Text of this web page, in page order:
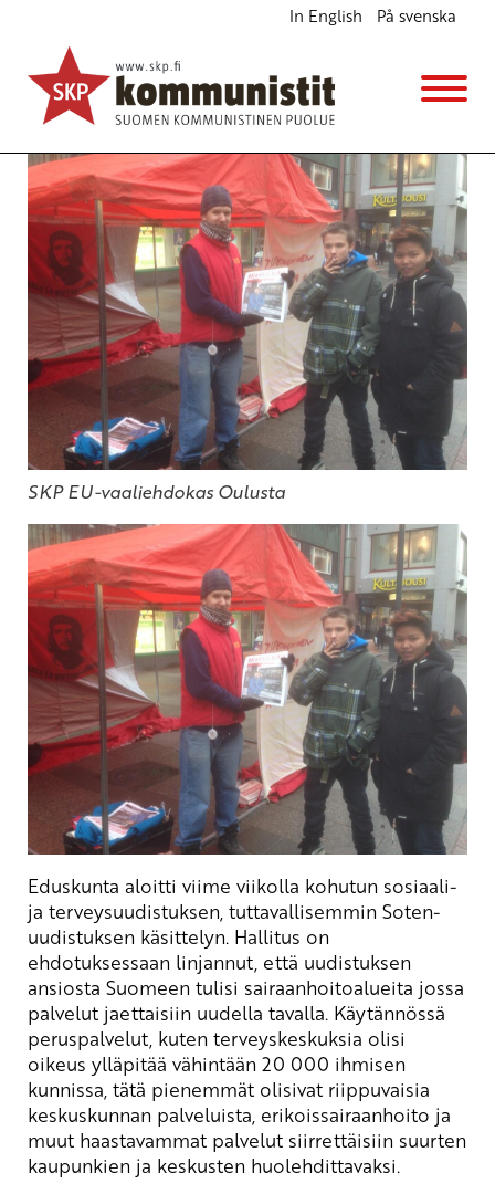
In English På svenska
Sote-soppa
Blogi
6.3.2014 - 11:14
SKP EU-vaaliehdokas Oulusta
Eduskunta aloitti viime viikolla kohutun sosiaali-
ja terveysuudistuksen, tuttavallisemmin Soten-
uudistuksen käsittelyn. Hallitus on
ehdotuksessaan linjannut, että uudistuksen
ansiosta Suomeen tulisi sairaanhoitoalueita jossa
palvelut jaettaisiin uudella tavalla. Käytännössä
peruspalvelut, kuten terveyskeskuksia olisi
oikeus ylläpitää vähintään 20 000 ihmisen
kunnissa, tätä pienemmät olisivat riippuvaisia
keskuskunnan palveluista, erikoissairaanhoito ja
muut haastavammat palvelut siirrettäisiin suurten
kaupunkien ja keskusten huolehdittavaksi.